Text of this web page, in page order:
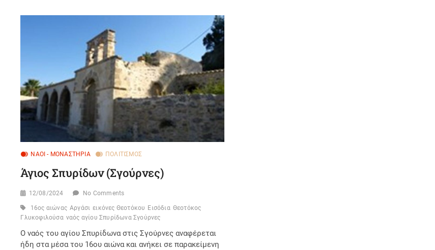
ΝΑΟΊ - ΜΟΝΑΣΤΉΡΙΑ ΠΟΛΙΤΙΣΜΌΣ
Άγιος Σπυρίδων (Σγούρνες)
12/08/2024 No Comments
16ος αιώνας Αργάσι εικόνες Θεοτόκου Εισόδια Θεοτόκος
Γλυκοφιλούσα ναός αγίου Σπυρίδωνα Σγούρνες
Ο ναός του αγίου Σπυρίδωνα στις Σγούρνες αναφέρεται
ήδη στα μέσα του 16ου αιώνα και ανήκει σε παρακείμενη